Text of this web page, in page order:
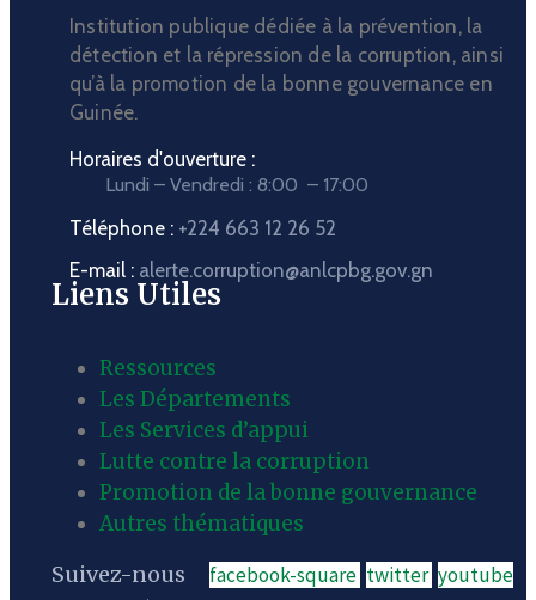
Institution publique dédiée à la prévention, la
détection et la répression de la corruption, ainsi
qu’à la promotion de la bonne gouvernance en
Guinée.
Horaires d'ouverture :
Lundi – Vendredi : 8:00 – 17:00
Téléphone : +224 663 12 26 52
E-mail : alerte.corruption@anlcpbg.gov.gn
Liens Utiles
Ressources
Les Départements
Les Services d’appui
Lutte contre la corruption
Promotion de la bonne gouvernance
Autres thématiques
Suivez-nous facebook-square twitter youtube